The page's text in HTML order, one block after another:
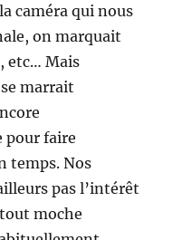
caméra qui nous
on marquait
etc… Mais
marrait
pour faire
temps. Nos
pas l’intérêt
moche